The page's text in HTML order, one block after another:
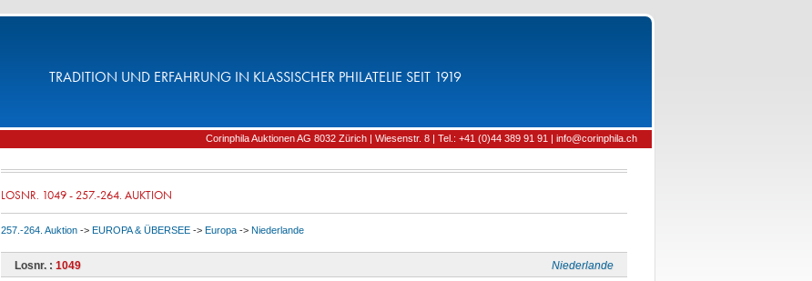
TRADITION UND ERFAHRUNG IN KLASSISCHER PHILATELIE SEIT 1919
Corinphila Auktionen AG 8032 Zürich | Wiesenstr. 8 | Tel.: +41 (0)44 389 91 91 | info@corinphila.ch
LOSNR. 1049 - 257.-264. AUKTION
257.-264. Auktion -> EUROPA & ÜBERSEE -> Europa -> Niederlande
Losnr. : 1049 Niederlande